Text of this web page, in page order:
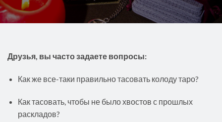
Друзья, вы часто задаете вопросы:
Как же все-таки правильно тасовать колоду таро?
Как тасовать, чтобы не было хвостов с прошлых
раскладов?